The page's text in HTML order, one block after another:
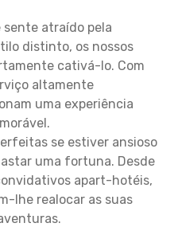
sente atraído pela
distinto, os nossos
cativá-lo. Com
altamente
uma experiência
se estiver ansioso
uma fortuna. Desde
apart-hotéis,
lhe realocar as suas